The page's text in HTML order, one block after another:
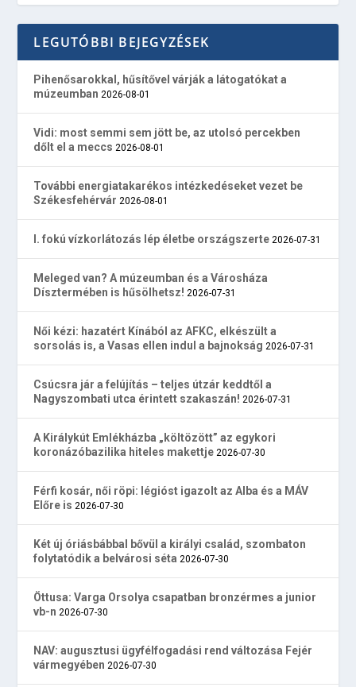
LEGUTÓBBI BEJEGYZÉSEK
Pihenősarokkal, hűsítővel várják a látogatókat a
múzeumban 2026-08-01
Vidi: most semmi sem jött be, az utolsó percekben
dőlt el a meccs 2026-08-01
További energiatakarékos intézkedéseket vezet be
Székesfehérvár 2026-08-01
I. fokú vízkorlátozás lép életbe országszerte 2026-07-31
Meleged van? A múzeumban és a Városháza
Dísztermében is hűsölhetsz! 2026-07-31
Női kézi: hazatért Kínából az AFKC, elkészült a
sorsolás is, a Vasas ellen indul a bajnokság 2026-07-31
Csúcsra jár a felújítás – teljes útzár keddtől a
Nagyszombati utca érintett szakaszán! 2026-07-31
A Királykút Emlékházba „költözött” az egykori
koronázóbazilika hiteles makettje 2026-07-30
Férfi kosár, női röpi: légióst igazolt az Alba és a MÁV
Előre is 2026-07-30
Két új óriásbábbal bővül a királyi család, szombaton
folytatódik a belvárosi séta 2026-07-30
Öttusa: Varga Orsolya csapatban bronzérmes a junior
vb-n 2026-07-30
NAV: augusztusi ügyfélfogadási rend változása Fejér
vármegyében 2026-07-30